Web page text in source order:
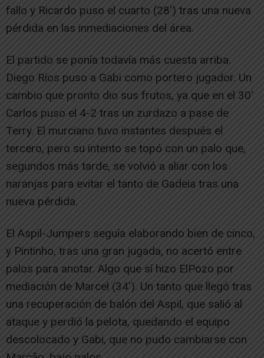
fallo y Ricardo puso el cuarto (28′) tras una nueva
pérdida en las inmediaciones del área.
El partido se ponía todavía más cuesta arriba.
Diego Ríos puso a Gabi como portero jugador. Un
cambio que pronto dio sus frutos, ya que en el 30′
Carlos puso el 4-2 tras un zurdazo a pase de
Terry. El murciano tuvo instantes después el
tercero, pero su intento se topó con un palo que,
segundos más tarde, se volvió a aliar con los
naranjas para evitar el tanto de Gadeia tras una
nueva pérdida.
El Aspil-Jumpers seguía elaborando bien de cinco,
y Pintinho, tras una gran jugada, no acertó entre
palos para anotar. Algo que sí hizo ElPozo por
mediación de Marcel (34′). Un tanto que llegó tras
una recuperación de balón del Aspil, que salió al
ataque y perdió la pelota, quedando el equipo
descolocado y Gabi, que no pudo cambiarse con